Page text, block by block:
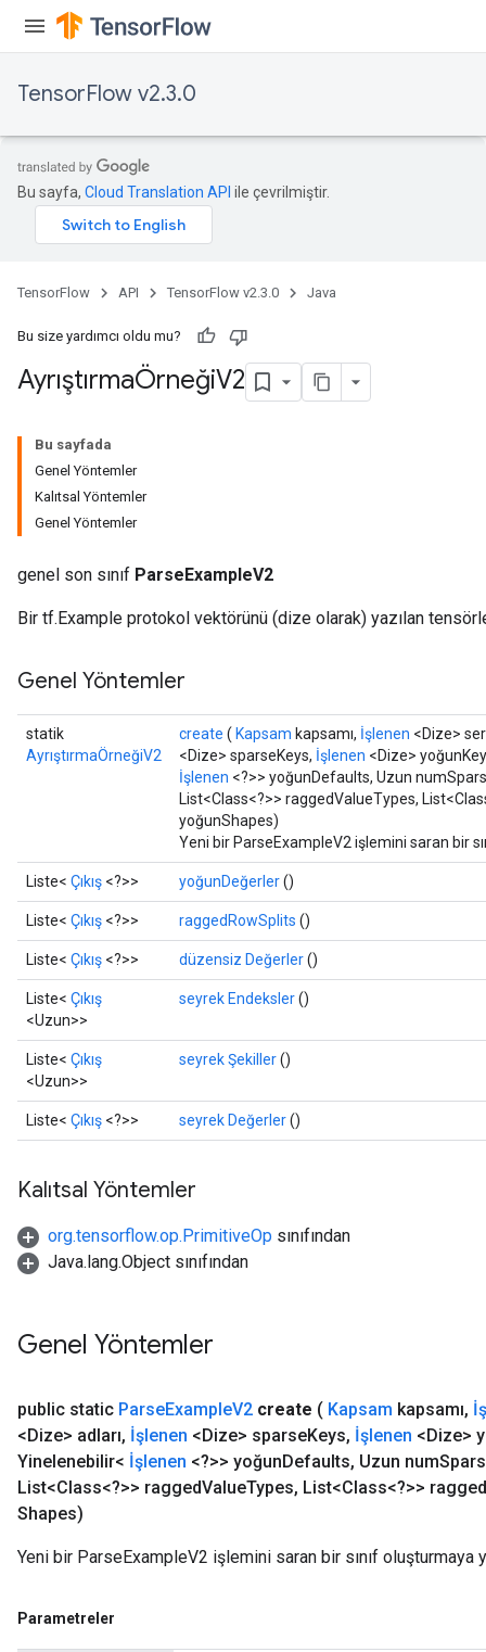
TensorFlow v2.3.0
Bu sayfa, Cloud Translation API ile çevrilmiştir.
TensorFlow API TensorFlow v2.3.0 Java
Bu size yardımcı oldu mu?
AyrıştırmaÖrneğiV2
Bu sayfada
Genel Yöntemler
Kalıtsal Yöntemler
Genel Yöntemler
genel son sınıf ParseExampleV2
Bir tf.Example protokol vektörünü (dize olarak) yazılan
Genel Yöntemler
statik
AyrıştırmaÖrneğiV2
create ( Kapsam kapsamı, İşlenen <Dize>
<Dize> sparseKeys, İşlenen <Dize>
İşlenen <?>> yoğunDefaults, Uzun
List<Class<?>> raggedValueTypes,
yoğunShapes)
Yeni bir ParseExampleV2 işlemini saran bir
Liste< Çıkış <?>> yoğunDeğerler()
Liste< Çıkış <?>> raggedRowSplits ()
Liste< Çıkış <?>> düzensiz Değerler()
Liste< Çıkış
<Uzun>>
seyrek Endeksler()
Liste< Çıkış
<Uzun>>
seyrek Şekiller()
Liste< Çıkış <?>> seyrek Değerler()
Kalıtsal Yöntemler
org.tensorflow.op.PrimitiveOp sınıfından
Java.lang.Object sınıfından
Genel Yöntemler
public static ParseExampleV2 create ( Kapsam kapsamı,
<Dize> adları, İşlenen <Dize> sparseKeys, İşlenen <Dize>
Yinelenebilir< İşlenen <?>> yoğunDefaults, Uzun num
List<Class<?>> raggedValueTypes, List<Class<?>> ragged
Shapes)
Yeni bir ParseExampleV2 işlemini saran bir sınıf oluşturmaya
Parametreler